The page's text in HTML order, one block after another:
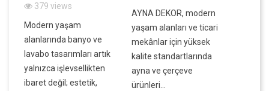
379 views
Modern yaşam
alanlarında banyo ve
lavabo tasarımları artık
yalnızca işlevsellikten
ibaret değil; estetik,
AYNA DEKOR, modern
yaşam alanları ve ticari
mekânlar için yüksek
kalite standartlarında
ayna ve çerçeve
ürünleri...